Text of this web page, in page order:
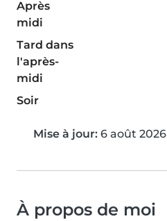
Après
midi
Tard dans
l'après-
midi
Soir
Mise à jour: 6 août 2026
À propos de moi